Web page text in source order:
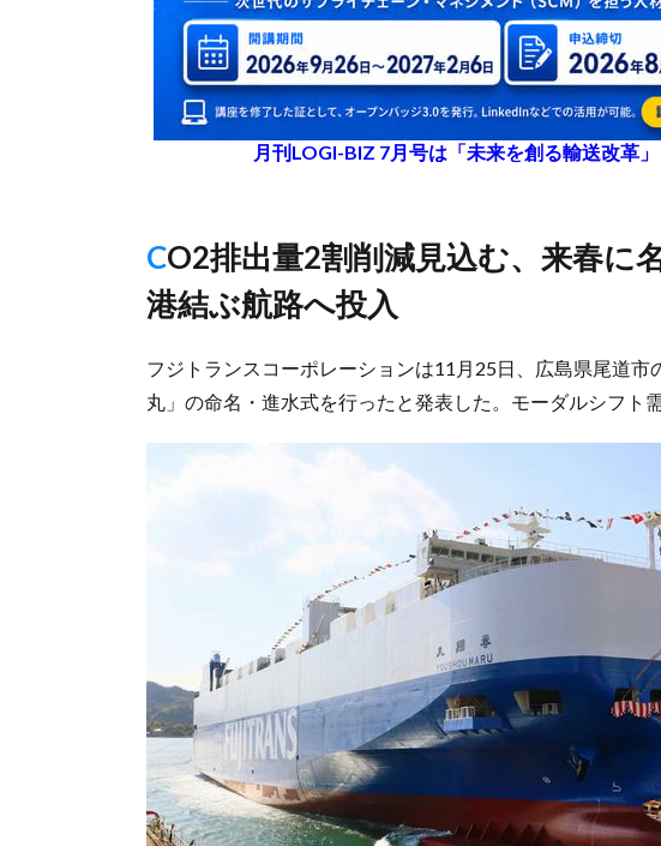
月刊LOGI-BIZ 7月号は「未来を創る輸送改革
CO2排出量2割削減見込む、来春に名古屋港・仙台港・苫小牧
港結ぶ航路へ投入
フジトランスコーポレーションは11月25日、広島県尾道市
丸」の命名・進水式を行ったと発表した。モーダルシフト